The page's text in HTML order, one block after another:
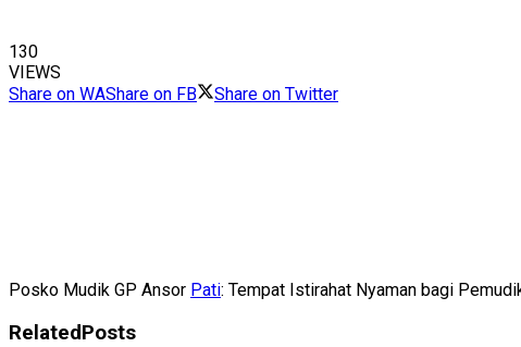
130
VIEWS
Share on WAShare on FB Share on Twitter
Posko Mudik GP Ansor Pati: Tempat Istirahat Nyaman bagi
RelatedPosts